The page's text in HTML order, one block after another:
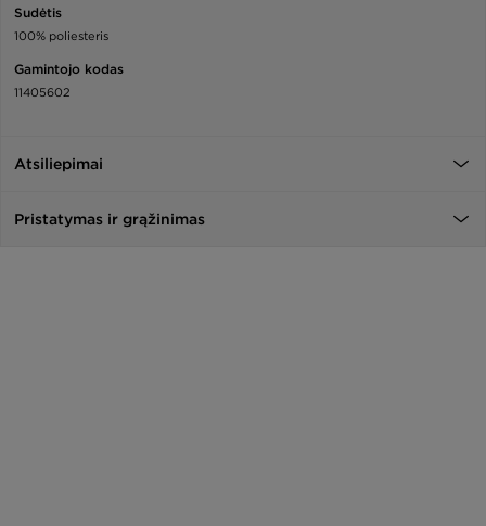
Sudėtis
100% poliesteris
Gamintojo kodas
11405602
Atsiliepimai
Pristatymas ir grąžinimas